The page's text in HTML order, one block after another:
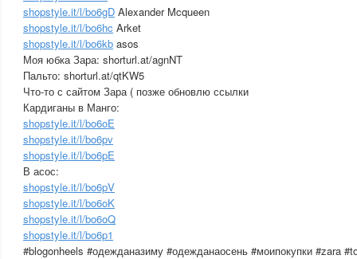
shopstyle.it/l/bo6gD Alexander Mcqueen
shopstyle.it/l/bo6hc Arket
shopstyle.it/l/bo6kb asos
Моя юбка Зара: shorturl.at/agnNT
Пальто: shorturl.at/qtKW5
Что-то с сайтом Зара ( позже обновлю ссылки
Кардиганы в Манго:
shopstyle.it/l/bo6oE
shopstyle.it/l/bo6pv
shopstyle.it/l/bo6pE
В асос:
shopstyle.it/l/bo6pV
shopstyle.it/l/bo6oK
shopstyle.it/l/bo6oQ
shopstyle.it/l/bo6p1
#blogonheels #одежданазиму #одежданаосень #моипокупки #zara